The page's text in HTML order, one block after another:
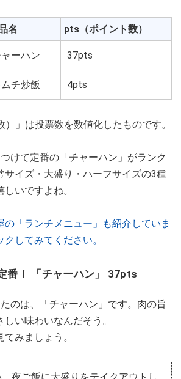
名 pts（ポイント数）
ーハン 37pts
チ炒飯 4pts
」は投票数を数値化したものです。
けて定番の「チャーハン」がランク
サイズ・大盛り・ハーフサイズの3種
いですよね。
の「ランチメニュー」も紹介していま
してみてください。
番！ 「チャーハン」 37pts
のは、「チャーハン」です。肉の旨
い味わいなんだそう。
みましょう。